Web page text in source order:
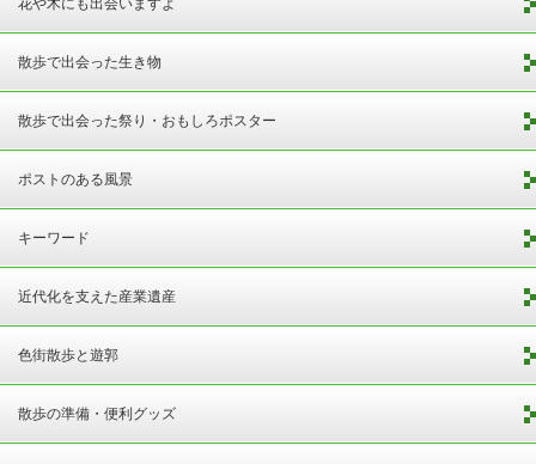
散歩で出会った生き物
散歩で出会った祭り・おもしろポスター
ポストのある風景
キーワード
近代化を支えた産業遺産
色街散歩と遊郭
散歩の準備・便利グッズ